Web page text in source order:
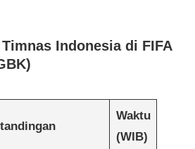
Indonesia di FIFA
Waktu
(WIB)